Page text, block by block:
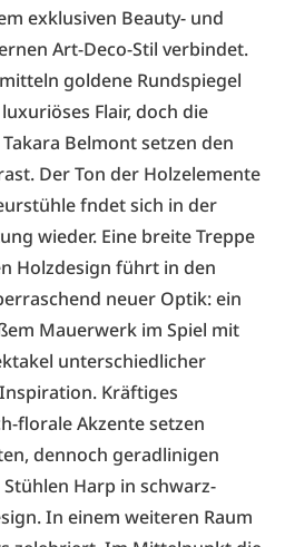
exklusiven Beauty- und
Art-Deco-Stil verbindet.
goldene Rundspiegel
Flair, doch die
Belmont setzen den
Der Ton der Holzelemente
fndet sich in der
wieder. Eine breite Treppe
Holzdesign führt in den
neuer Optik: ein
Mauerwerk im Spiel mit
unterschiedlicher
Kräftiges
florale Akzente setzen
dennoch geradlinigen
Harp in schwarz-
In einem weiteren Raum